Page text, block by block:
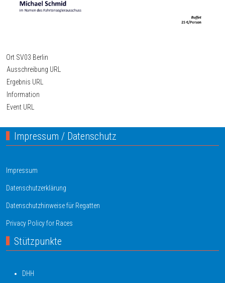
Ort SV03 Berlin
Ausschreibung URL
Ergebnis URL
Information
Event URL
Impressum / Datenschutz
Impressum
Datenschutzerklärung
Datenschutzhinweise für Regatten
Privacy Policy for Races
Stützpunkte
DHH